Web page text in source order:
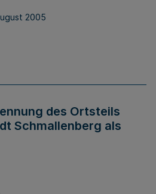
2005
des Ortsteils
Schmallenberg als